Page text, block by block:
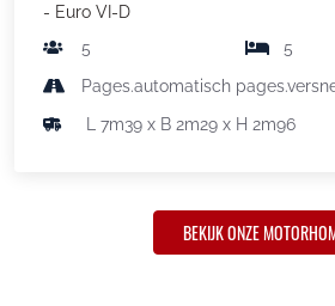
- Euro VI-D
5
5
Pages.automatisch
L 7m39 x B 2m29 x H 2m96
BEKIJK ONZE